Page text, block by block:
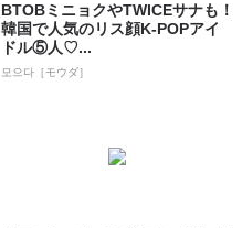
BTOBミニョクやTWICEサナも！
韓国で人気のリス顔K-POPアイ
ドル⑤人♡...
모으다［モウダ］